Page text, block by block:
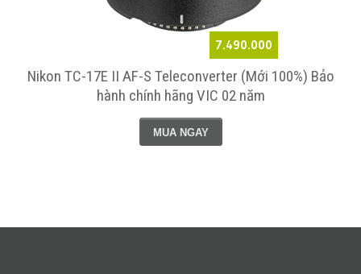
7.490.000
Nikon TC-17E II AF-S Teleconverter (Mới 100%) Bảo
hành chính hãng VIC 02 năm
MUA NGAY